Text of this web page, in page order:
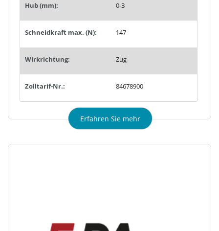
Hub (mm): 0-3
Schneidkraft max. (N): 147
Wirkrichtung: Zug
Zolltarif-Nr.: 84678900
Erfahren Sie mehr